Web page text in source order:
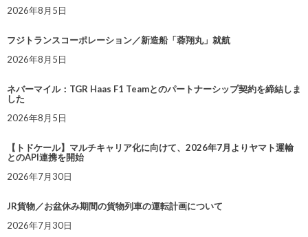
2026年8月5日
フジトランスコーポレーション／新造船「蓉翔丸」就航
2026年8月5日
ネバーマイル：TGR Haas F1 Teamとのパートナーシップ契約を締結しま
した
2026年8月5日
【トドケール】マルチキャリア化に向けて、2026年7月よりヤマト運輸
とのAPI連携を開始
2026年7月30日
JR貨物／お盆休み期間の貨物列車の運転計画について
2026年7月30日